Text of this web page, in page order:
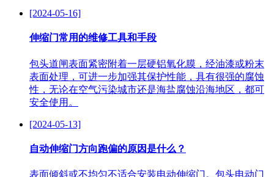
[2024-05-16]
伸缩门常用的维修工具和手段
包头道闸表面紧密附着一层硬铝氧化膜，经油漆或粉末
表面处理，可进一步加强其保护性能，具有很强的腐蚀
性，无论在空气污染城市还是海盐腐蚀沿海地区，都可
安全使用。
[2024-05-13]
自动伸缩门方向跑偏的原因是什么？
表面倾斜或不均匀不适合安装电动伸缩门。包头电动门